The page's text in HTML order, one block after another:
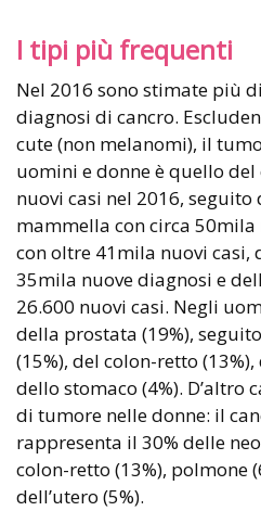
I tipi più frequenti
Nel 2016 sono stimate più
diagnosi di cancro.
cute (non melanomi), il
uomini e donne è quello
nuovi casi nel 2016,
mammella con circa
con oltre 41mila nuovi casi,
35mila nuove diagnosi e
26.600 nuovi casi. Negli
della prostata (19%),
(15%), del colon-retto (13%),
dello stomaco (4%). D’altro
di tumore nelle donne: il
rappresenta il 30% delle
colon-retto (13%), polmone
dell’utero (5%).